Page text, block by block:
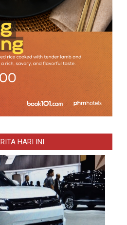
HARI INI